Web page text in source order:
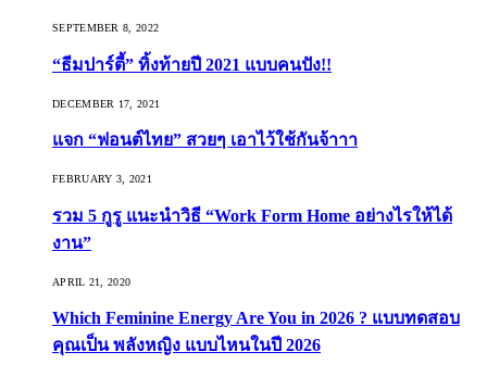
SEPTEMBER 8, 2022
“ธีมปาร์ตี้” ทิ้งท้ายปี 2021 แบบคนปัง!!
DECEMBER 17, 2021
แจก “ฟอนต์ไทย” สวยๆ เอาไว้ใช้กันจ้าาา
FEBRUARY 3, 2021
รวม 5 กูรู แนะนำวิธี “Work Form Home อย่างไรให้ได้
งาน”
APRIL 21, 2020
Which Feminine Energy Are You in 2026 ? แบบทดสอบ
คุณเป็น พลังหญิง แบบไหนในปี 2026